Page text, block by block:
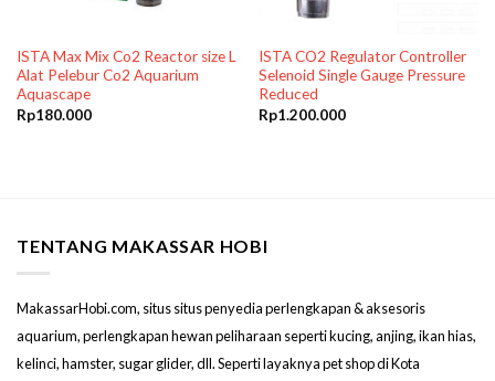
ISTA Max Mix Co2 Reactor size L
Alat Pelebur Co2 Aquarium
Aquascape
Rp180.000
ISTA CO2 Regulator Controller
Selenoid Single Gauge Pressure
Reduced
Rp1.200.000
TENTANG MAKASSAR HOBI
MakassarHobi.com, situs situs penyedia perlengkapan & aksesoris
aquarium, perlengkapan hewan peliharaan seperti kucing, anjing, ikan hias,
kelinci, hamster, sugar glider, dll. Seperti layaknya pet shop di Kota